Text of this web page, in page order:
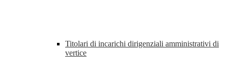
Titolari di incarichi dirigenziali amministrativi di
vertice